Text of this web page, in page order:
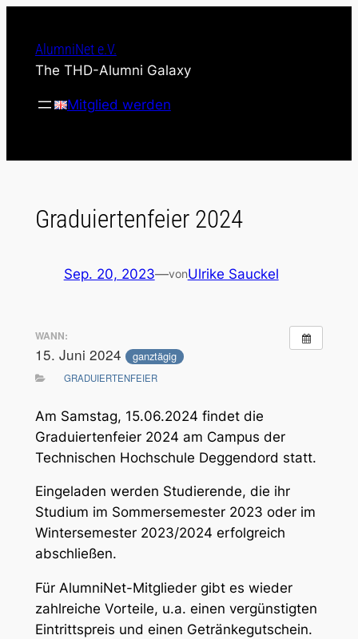
springen
AlumniNet e.V.
The THD-Alumni Galaxy
Mitglied werden
Graduiertenfeier 2024
Sep. 20, 2023—vonUlrike Sauckel
WANN:
15. Juni 2024 ganztägig
GRADUIERTENFEIER
Am Samstag, 15.06.2024 findet die
Graduiertenfeier 2024 am Campus der
Technischen Hochschule Deggendord statt.
Eingeladen werden Studierende, die ihr
Studium im Sommersemester 2023 oder im
Wintersemester 2023/2024 erfolgreich
abschließen.
Für AlumniNet-Mitglieder gibt es wieder
zahlreiche Vorteile, u.a. einen vergünstigten
Eintrittspreis und einen Getränkegutschein.